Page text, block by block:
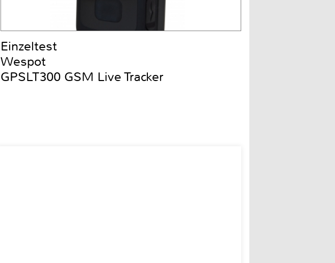
Einzeltest
Wespot
GPSLT300 GSM Live Tracker